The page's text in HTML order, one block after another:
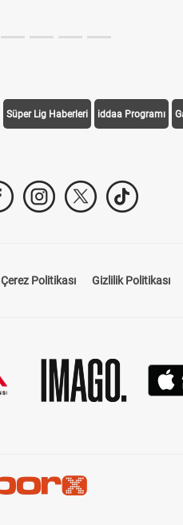
Süper Lig Haberleri iddaa Programı
Çerez Politikası Gizlilik Politikası